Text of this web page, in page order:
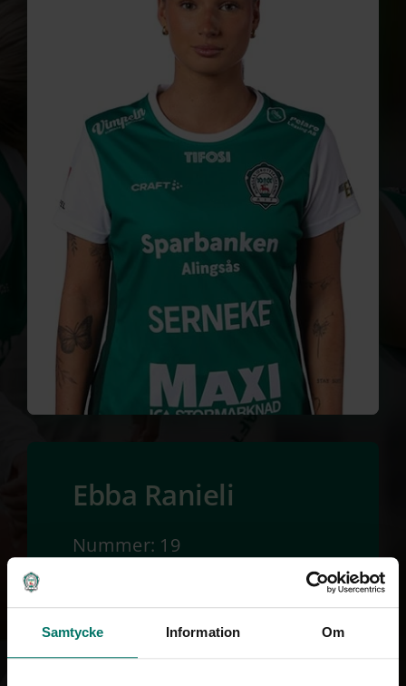
Samtycke Information Om
Ebba Ranieli
Nummer: 19
Ålder: 24
Längd: 165 cm